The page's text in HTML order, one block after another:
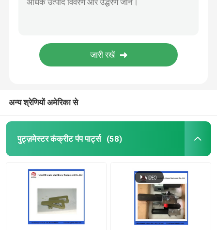
अन्य श्रेणियों अमेरिका से
पुट्ज़मेस्टर कंक्रीट पंप पार्ट्स (58)